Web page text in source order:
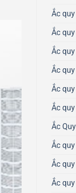
Ắc
Ắc
Ắc
Ắc
Ắc
Ắc quy
Ắc
Ắc
Ắc
Ắc